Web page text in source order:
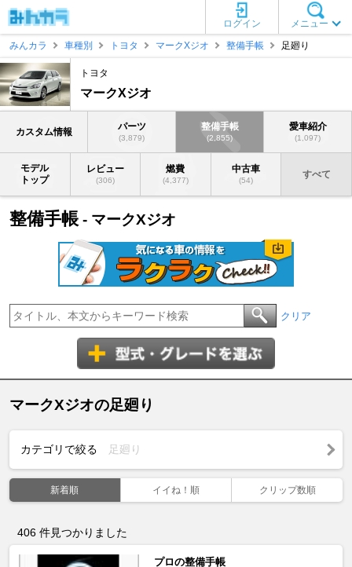
メニュー
ログイン
みんカラ
車種別 トヨタ マークXジオ 整備手帳 足廻り
トヨタ
マークXジオ
カスタム情報 パーツ
(3,879)
整備手帳
(2,855)
愛車紹介
(1,097)
モデル
トップ
レビュー
(306)
燃費
(4,377)
中古車
(54)
すべて
整備手帳 - マークXジオ
クリア
マークXジオの足廻り
カテゴリで絞る 足廻り
新着順 イイね！順 クリップ数順
406 件見つかりました
プロの整備手帳